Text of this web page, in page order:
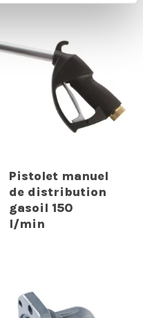
Pistolet manuel
de distribution
gasoil 150
l/min